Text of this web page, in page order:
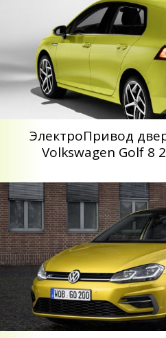
ЭлектроПривод
Volkswagen Golf 8